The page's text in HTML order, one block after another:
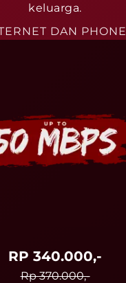
keluarga.
DAN PHONE
RP 340.000,-
Rp 370.000,-